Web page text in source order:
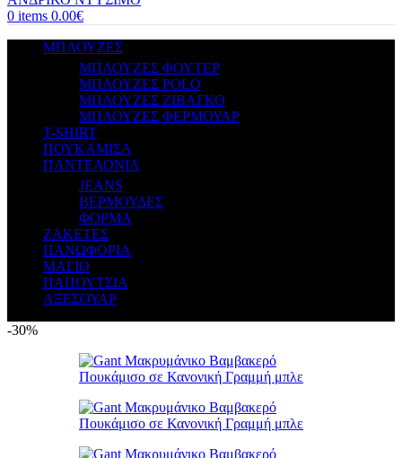
0 items 0.00€
ΜΠΛΟΥΖΕΣ
ΜΠΛΟΥΖΕΣ ΦΟΥΤΕΡ
ΜΠΛΟΥΖΕΣ POLO
ΜΠΛΟΥΖΕΣ ΖΙΒΑΓΚΟ
ΜΠΛΟΥΖΕΣ ΦΕΡΜΟΥΑΡ
T-SHIRT
ΠΟΥΚΑΜΙΣΑ
ΠΑΝΤΕΛΟΝΙΑ
JEANS
ΒΕΡΜΟΥΔΕΣ
ΦΟΡΜΑ
ΖΑΚΕΤΕΣ
ΠΑΝΩΦΟΡΙΑ
ΜΑΓΙΟ
ΠΑΠΟΥΤΣΙΑ
ΑΞΕΣΟΥΑΡ
-30%